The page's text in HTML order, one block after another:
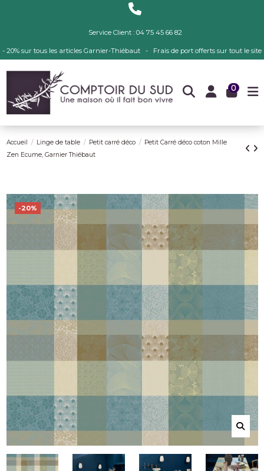
Service Client : 04 75 45 66 82
- 20% sur tous les articles Garnier-Thiébaut - Frais de port offerts sur tout le site
0
Accueil Linge de table Petit carré déco
Petit Carré déco coton Mille
Zen Ecume, Garnier Thiébaut
-20%